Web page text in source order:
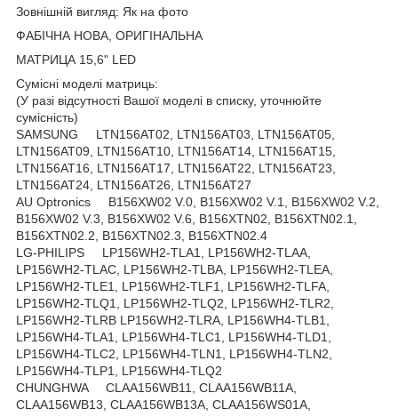
Зовнішній вигляд: Як на фото
ФАБІЧНА НОВА, ОРИГІНАЛЬНА
МАТРИЦА 15,6" LED
Сумісні моделі матриць:
(У разі відсутності Вашої моделі в списку, уточнюйте
сумісність)
SAMSUNG LTN156AT02, LTN156AT03, LTN156AT05,
LTN156AT09, LTN156AT10, LTN156AT14, LTN156AT15,
LTN156AT16, LTN156AT17, LTN156AT22, LTN156AT23,
LTN156AT24, LTN156AT26, LTN156AT27
AU Optronics B156XW02 V.0, B156XW02 V.1, B156XW02 V.2,
B156XW02 V.3, B156XW02 V.6, B156XTN02, B156XTN02.1,
B156XTN02.2, B156XTN02.3, B156XTN02.4
LG-PHILIPS LP156WH2-TLA1, LP156WH2-TLAA,
LP156WH2-TLAC, LP156WH2-TLBA, LP156WH2-TLEA,
LP156WH2-TLE1, LP156WH2-TLF1, LP156WH2-TLFA,
LP156WH2-TLQ1, LP156WH2-TLQ2, LP156WH2-TLR2,
LP156WH2-TLRB LP156WH2-TLRA, LP156WH4-TLB1,
LP156WH4-TLA1, LP156WH4-TLC1, LP156WH4-TLD1,
LP156WH4-TLC2, LP156WH4-TLN1, LP156WH4-TLN2,
LP156WH4-TLP1, LP156WH4-TLQ2
CHUNGHWA CLAA156WB11, CLAA156WB11A,
CLAA156WB13, CLAA156WB13A, CLAA156WS01A,